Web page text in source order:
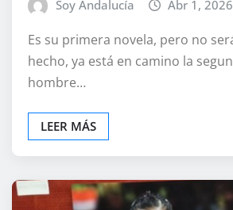
Soy Andalucía Abr 1, 2026
Es su primera novela, pero no
hecho, ya está en camino la
hombre…
LEER MÁS